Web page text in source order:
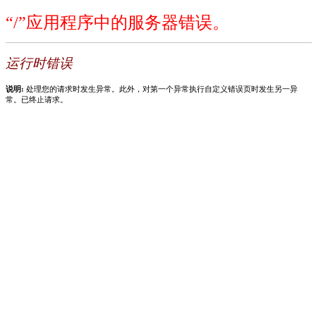
“/”应用程序中的服务器错误。
运行时错误
说明: 处理您的请求时发生异常。此外，对第一个异常执行自定义错误页时发生另一异
常。已终止请求。